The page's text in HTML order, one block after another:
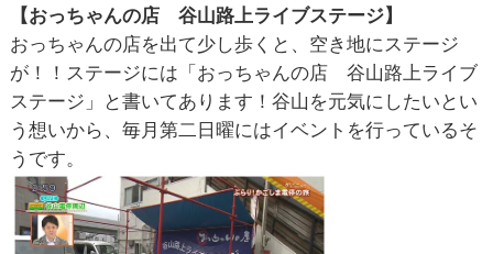
【おっちゃんの店 谷山路上ライブステージ】
おっちゃんの店を出て少し歩くと、空き地にステージ
が！！ステージには「おっちゃんの店 谷山路上ライブ
ステージ」と書いてあります！谷山を元気にしたいとい
う想いから、毎月第二日曜にはイベントを行っているそ
うです。